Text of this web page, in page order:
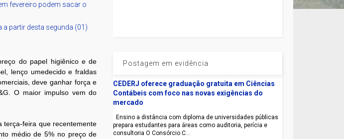
fevereiro podem sacar o
a partir desta segunda (01)
do papel higiênico e de
lenço umedecido e fraldas
deve ganhar força e
O maior impulso vem do
terça-feira que recentemente
médio de 5% no preço de
Postagem em evidência
CEDERJ oferece graduação gratuita em Ciências
Contábeis com foco nas novas exigências do
mercado
Ensino a distância com diploma de universidades públicas
prepara estudantes para áreas como auditoria, perícia e
consultoria O Consórcio C...